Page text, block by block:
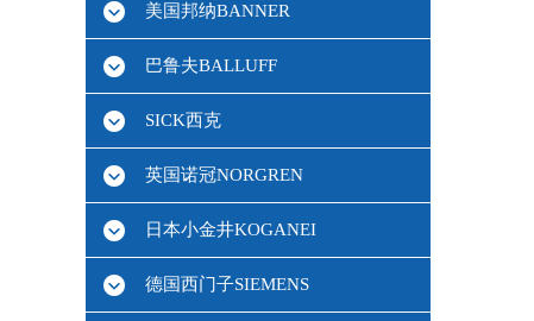
美国邦纳BANNER
巴鲁夫BALLUFF
SICK西克
英国诺冠NORGREN
日本小金井KOGANEI
德国西门子SIEMENS